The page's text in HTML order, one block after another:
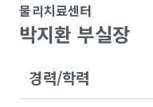
물리치료센터
박지환 부실장
경력/학력